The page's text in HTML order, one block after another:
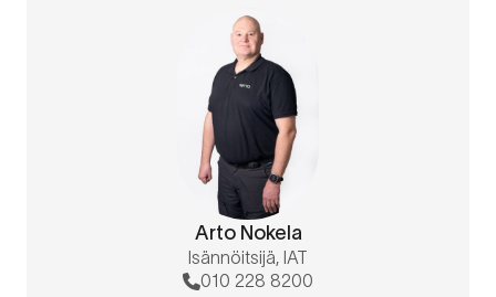
Arto Nokela
Isännöitsijä, IAT
010 228 8200